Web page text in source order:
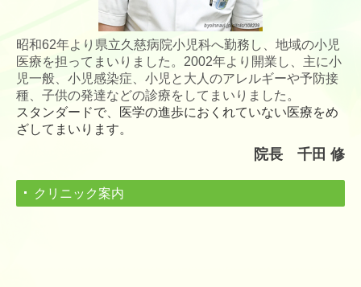
昭和62年より県立久慈病院小児科へ勤務し、地域の小児
医療を担ってまいりました。2002年より開業し、主に小
児一般、小児感染症、小児と大人のアレルギーや予防接
種、子供の発達などの診療をしてまいりました。
スタンダードで、医学の進歩におくれていない医療をめ
ざしてまいります。
院長 千田 修
クリニック案内